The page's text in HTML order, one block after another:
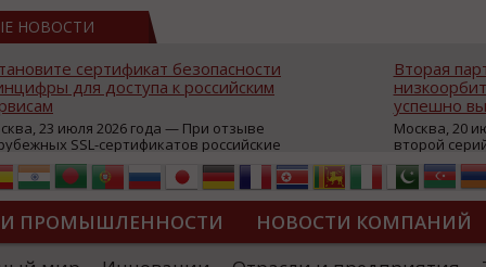
НОВОСТИ
сертификат безопасности
для доступа к российским
23 июля 2026 года — При отзыве
SSL-сертификатов российские
могут некорректно открываться в
браузерах (Google Chrome,
Edge и др.), а соединение с сервисами
ресурсы уже сообщили о
недоступности и ошибках при
из-за отзывов сертификатов
Вторая
успешно
Москва, 20
второй
аппаратов,
масштабной
интернет с
из
«Экономика
ПРОМЫШЛЕННОСТИ НОВОСТИ КОМПАНИЙ